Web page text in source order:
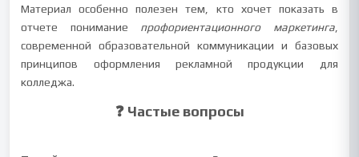
Материал особенно полезен тем, кто хочет показать в
отчете понимание профориентационного маркетинга,
современной образовательной коммуникации и базовых
принципов оформления рекламной продукции для
колледжа.
❓ Частые вопросы